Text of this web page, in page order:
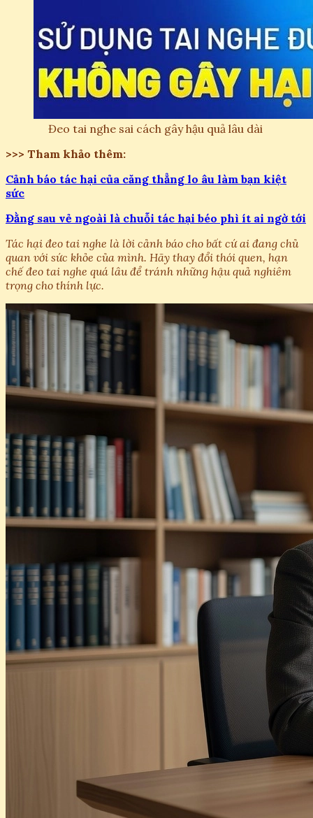
Đeo tai nghe sai cách gây hậu quả lâu dài
>>> Tham khảo thêm:
Cảnh báo tác hại của căng thẳng lo âu làm bạn kiệt
sức
Đằng sau vẻ ngoài là chuỗi tác hại béo phì ít ai ngờ tới
Tác hại đeo tai nghe là lời cảnh báo cho bất cứ ai đang chủ
quan với sức khỏe của mình. Hãy thay đổi thói quen, hạn
chế đeo tai nghe quá lâu để tránh những hậu quả nghiêm
trọng cho thính lực.